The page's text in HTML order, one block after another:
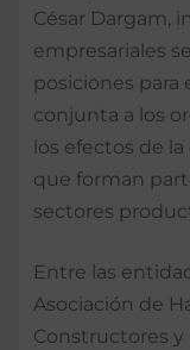
César Dargam,
empresariales
posiciones
conjunta a los
los efectos de
que forman
sectores
Entre las
Asociación de
Constructores